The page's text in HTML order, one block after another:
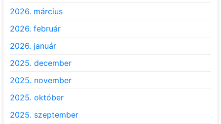
2026. március
2026. február
2026. január
2025. december
2025. november
2025. október
2025. szeptember